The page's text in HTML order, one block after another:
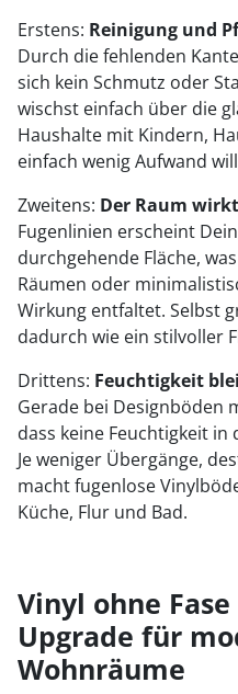
Erstens: Reinigung und
Durch die fehlenden
sich kein Schmutz oder
wischst einfach über die
Haushalte mit Kindern,
einfach wenig Aufwand
Zweitens: Der Raum
Fugenlinien erscheint
durchgehende Fläche,
Räumen oder
Wirkung entfaltet. Selbst
dadurch wie ein stilvoller
Drittens: Feuchtigkeit
Gerade bei Designböden
dass keine Feuchtigkeit in
Je weniger Übergänge,
macht fugenlose
Küche, Flur und Bad.
Vinyl ohne
Upgrade für
Wohnräume